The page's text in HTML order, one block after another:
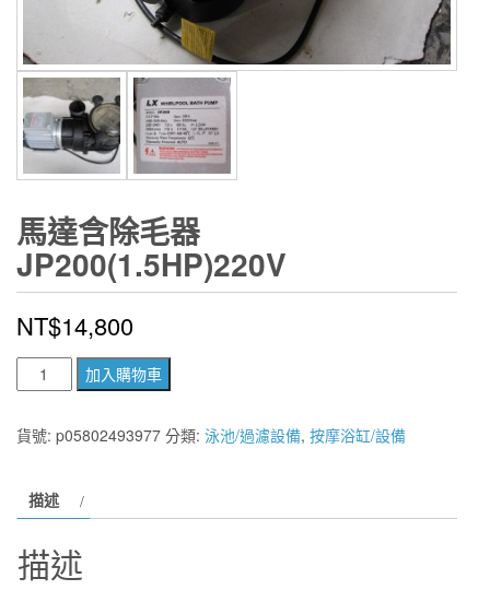
馬達含除毛器
JP200(1.5HP)220V
NT$14,800
達
含
器
數
加入購物車
貨號: p05802493977 分類: 泳池/過濾設備, 按摩浴缸/設備
描述
描述